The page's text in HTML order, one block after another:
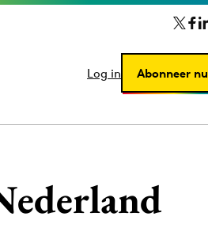
Log in Abonneer nu
Log in Abonneer nu